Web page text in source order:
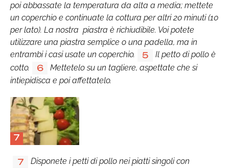
poi abbassate la temperatura da alta a media; mettete
un coperchio e continuate la cottura per altri 20 minuti (10
per lato). La nostra piastra è richiudibile. Voi potete
utilizzare una piastra semplice o una padella, ma in
entrambi i casi usate un coperchio.
5
Il petto di pollo è
cotto.
6
Mettetelo su un tagliere, aspettate che si
intiepidisca e poi affettatelo.
7
7
Disponete i petti di pollo nei piatti singoli con